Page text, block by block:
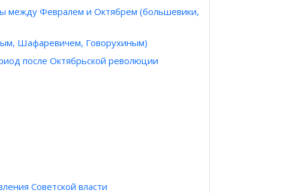
между Февралем и Октябрем (большевики,
Шафаревичем, Говорухиным)
после Октябрьской революции
Советской власти